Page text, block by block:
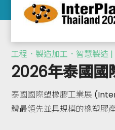
工程．製造加工．智慧製造
2026年泰國國
泰國國際塑橡膠工業展
體最領先並具規模的橡塑膠